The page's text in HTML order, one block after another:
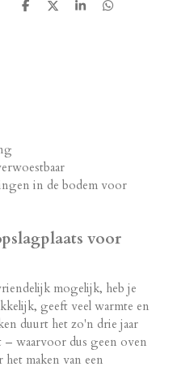
T
T
T
T
in de bodem voor
voor
mogelijk, heb je
geeft veel warmte en
duurt het zo'n drie jaar
waarvoor dus geen oven
maken van een